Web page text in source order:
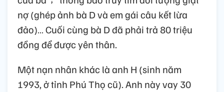
nợ (ghép ảnh bà D và em gái câu kết lừa
đảo)… Cuối cùng bà D đã phải trả 80 triệu
đồng để được yên thân.
Một nạn nhân khác là anh H (sinh năm
1993, ở tỉnh Phú Thọ cũ). Anh này vay 30